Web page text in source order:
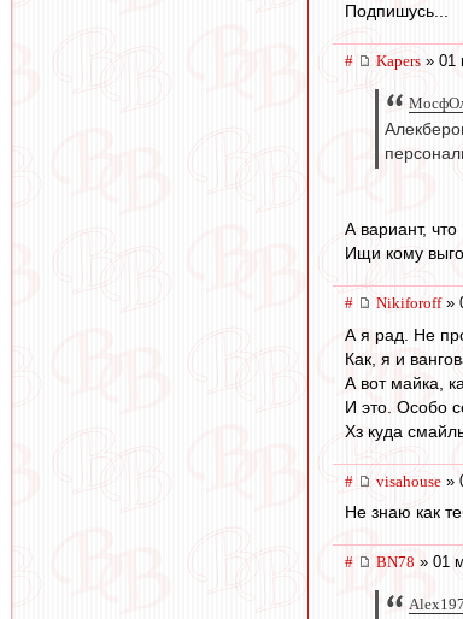
Подпишусь...
# Kapers » 01
А вариант,
Ищи кому
# Nikiforoff»
А я рад. Не
Как, я и
А вот майка,
И это. Особо
Хз куда
# visahouse »
Не знаю как
# BN78 » 01